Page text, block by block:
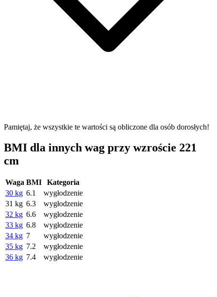
Pamiętaj, że wszystkie te wartości są obliczone dla osób dorosłych!
BMI dla innych wag przy wzroście 221
cm
Waga BMI
Kategoria
30 kg 6.1
wygłodzenie
31 kg 6.3
wygłodzenie
32 kg 6.6
wygłodzenie
33 kg 6.8
wygłodzenie
34 kg 7
wygłodzenie
35 kg 7.2
wygłodzenie
36 kg 7.4 wygłodzenie